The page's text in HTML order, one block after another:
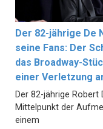
Der 82-jährige De
seine Fans: Der
das Broadway-
einer Verletzung
Der 82-jährige Robert
Mittelpunkt der
einem